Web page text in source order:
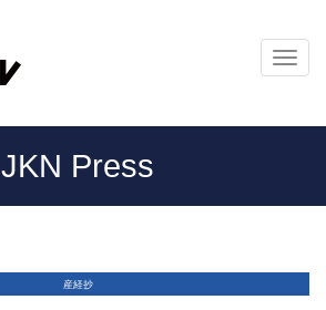
メ
ニ
ー
JKN Press
産経抄